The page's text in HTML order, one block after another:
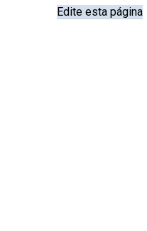
Edite esta página